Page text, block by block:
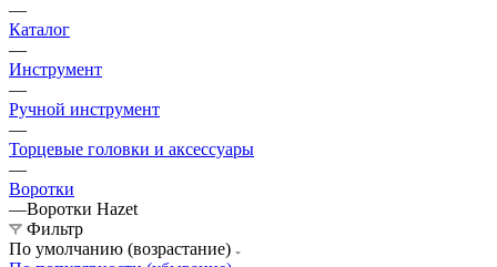
—
Каталог
—
Инструмент
—
Ручной инструмент
—
Торцевые головки и аксессуары
—
Воротки
—Воротки Hazet
Фильтр
По умолчанию (возрастание)